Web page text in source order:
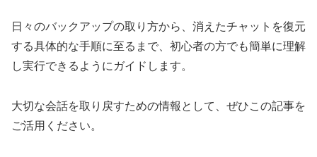
日々のバックアップの取り方から、消えたチャットを復元
する具体的な手順に至るまで、初心者の方でも簡単に理解
し実行できるようにガイドします。
大切な会話を取り戻すための情報として、ぜひこの記事を
ご活用ください。